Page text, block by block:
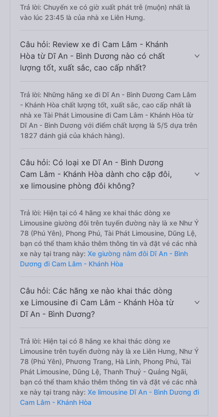
Trả lời: Chuyến xe có giờ xuất phát trễ (muộn) nhất là
vào lúc 23:45 là của nhà xe Liên Hưng.
Câu hỏi: Review xe đi Cam Lâm - Khánh
Hòa từ Dĩ An - Bình Dương nào có chất
lượng tốt, xuất sắc, cao cấp nhất?
Trả lời: Những hãng xe đi Dĩ An - Bình Dương Cam Lâm
- Khánh Hòa chất lượng tốt, xuất sắc, cao cấp nhất là
nhà xe Tài Phát Limousine đi Cam Lâm - Khánh Hòa từ
Dĩ An - Bình Dương với điểm chất lượng là 5/5 dựa trên
1827 đánh giá của khách hàng).
Câu hỏi: Có loại xe Dĩ An - Bình Dương
Cam Lâm - Khánh Hòa dành cho cặp đôi,
xe limousine phòng đôi không?
Trả lời: Hiện tại có 4 hãng xe khai thác dòng xe
Limousine giường đôi trên tuyến đường này là xe Như Ý
78 (Phú Yên), Phong Phú, Tài Phát Limousine, Dũng Lệ,
bạn có thể tham khảo thêm thông tin và đặt vé các nhà
xe này tại trang này: Xe giường nằm đôi Dĩ An - Bình
Dương đi Cam Lâm - Khánh Hòa
Câu hỏi: Các hãng xe nào khai thác dòng
xe Limousine đi Cam Lâm - Khánh Hòa từ
Dĩ An - Bình Dương?
Trả lời: Hiện tại có 8 hãng xe khai thác dòng xe
Limousine trên tuyến đường này là xe Liên Hưng, Như Ý
78 (Phú Yên), Phương Trang, Hà Linh, Phong Phú, Tài
Phát Limousine, Dũng Lệ, Thanh Thuỷ - Quảng Ngãi,
bạn có thể tham khảo thêm thông tin và đặt vé các nhà
xe này tại trang này: Xe limousine Dĩ An - Bình Dương đi
Cam Lâm - Khánh Hòa